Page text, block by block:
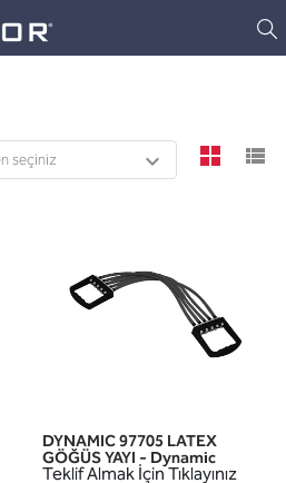
DYNAMIC 97705 LATEX
GÖĞÜS YAYI - Dynamic
Teklif Almak İçin Tıklayınız